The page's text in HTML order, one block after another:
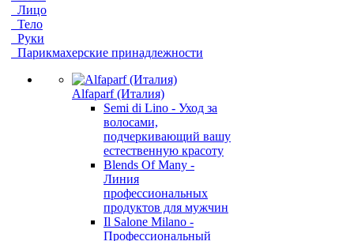
Лицо
Тело
Руки
Парикмахерские принадлежности
Alfaparf (Италия)
Semi di Lino - Уход за
волосами,
подчеркивающий вашу
естественную красоту
Blends Of Many -
Линия
профессиональных
продуктов для мужчин
Il Salone Milano -
Профессиональный